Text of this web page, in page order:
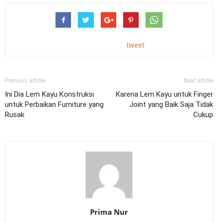
tweet
Previous article
Ini Dia Lem Kayu Konstruksi
untuk Perbaikan Furniture yang
Rusak
Next article
Karena Lem Kayu untuk Finger
Joint yang Baik Saja Tidak
Cukup
Prima Nur